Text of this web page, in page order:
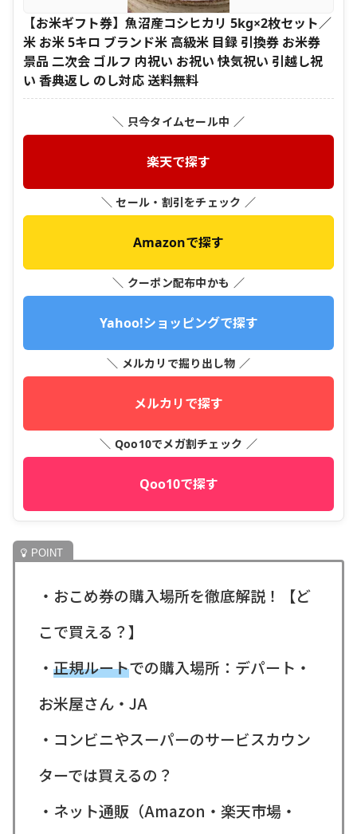
【お米ギフト券】魚沼産コシヒカリ 5kg×2枚セット／
米 お米 5キロ ブランド米 高級米 目録 引換券 お米券
景品 二次会 ゴルフ 内祝い お祝い 快気祝い 引越し祝
い 香典返し のし対応 送料無料
＼ 只今タイムセール中 ／
楽天で探す
＼ セール・割引をチェック ／
Amazonで探す
＼ クーポン配布中かも ／
Yahoo!ショッピングで探す
＼ メルカリで掘り出し物 ／
メルカリで探す
＼ Qoo10でメガ割チェック ／
Qoo10で探す
・おこめ券の購入場所を徹底解説！【ど
こで買える？】
・ 正規ルートでの購入場所：デパート・
お米屋さん・JA
・コンビニやスーパーのサービスカウン
ターでは買えるの？
・ネット通販（Amazon・楽天市場・